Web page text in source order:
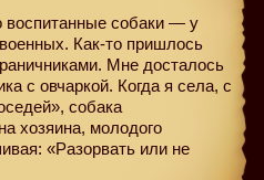
собаки — у
Как-то пришлось
Мне досталось
с овчаркой. Когда я села, с
собака
хозяина, молодого
«Разорвать или не